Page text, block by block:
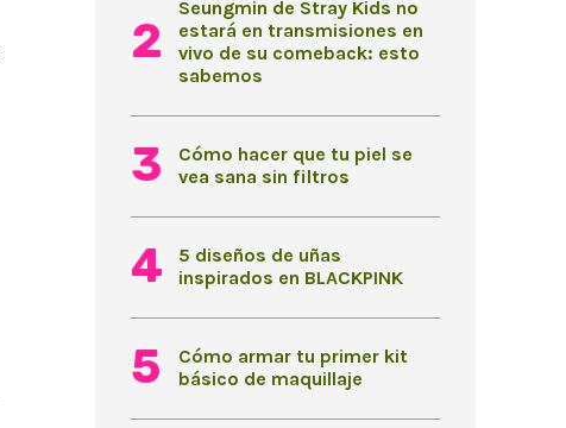
Seungmin de Stray Kids no
estará en transmisiones en
vivo de su comeback: esto
sabemos
Cómo hacer que tu piel se
vea sana sin filtros
5 diseños de uñas
inspirados en BLACKPINK
Cómo armar tu primer kit
básico de maquillaje